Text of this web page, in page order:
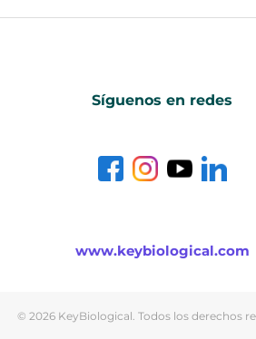
Síguenos en redes
www.keybiological.com
© 2026 KeyBiological. Todos los derechos